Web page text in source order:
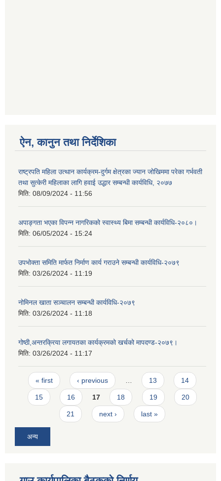
ऐन, कानुन तथा निर्देशिका
राष्ट्रपति महिला उत्थान कार्यक्रम-दुर्गम क्षेत्रका ज्यान जोखिममा परेका गर्भवती
तथा सुत्केरी महिलाका लागि हवाई उद्धार सम्बन्धी कार्यविधि, २०७७
मिति: 08/09/2024 - 11:56
अपाङ्गता भएका विपन्न नागरिकको स्वास्थ्य बिमा सम्बन्धी कार्यविधि-२०८०।
मिति: 06/05/2024 - 15:24
उपभोक्ता समिति मार्फत निर्माण कार्य गराउने सम्बन्धी कार्यविधि-२०७९
मिति: 03/26/2024 - 11:19
नोमिनल खाता सञ्चालन सम्बन्धी कार्यविधि-२०७९
मिति: 03/26/2024 - 11:18
गोष्ठी,अन्तरक्रिया लगायतका कार्यक्रमको खर्चको मापदण्ड-२०७९।
मिति: 03/26/2024 - 11:17
Pages
« first ‹ previous 13 14
15 16 17 18 19 20
21 next › last »
अन्य